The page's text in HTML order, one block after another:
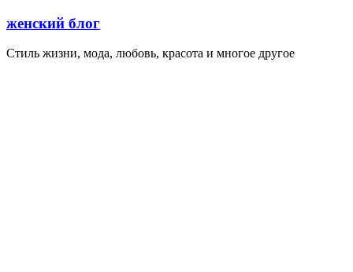
Перейти
содержимому
женский блог
Стиль жизни, мода, любовь, красота и многое другое